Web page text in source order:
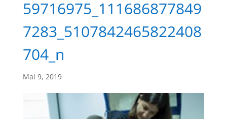
59716975_111686877849
7283_5107842465822408
704_n
Mai 9, 2019